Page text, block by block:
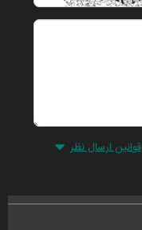
قوانین ارسال نظر